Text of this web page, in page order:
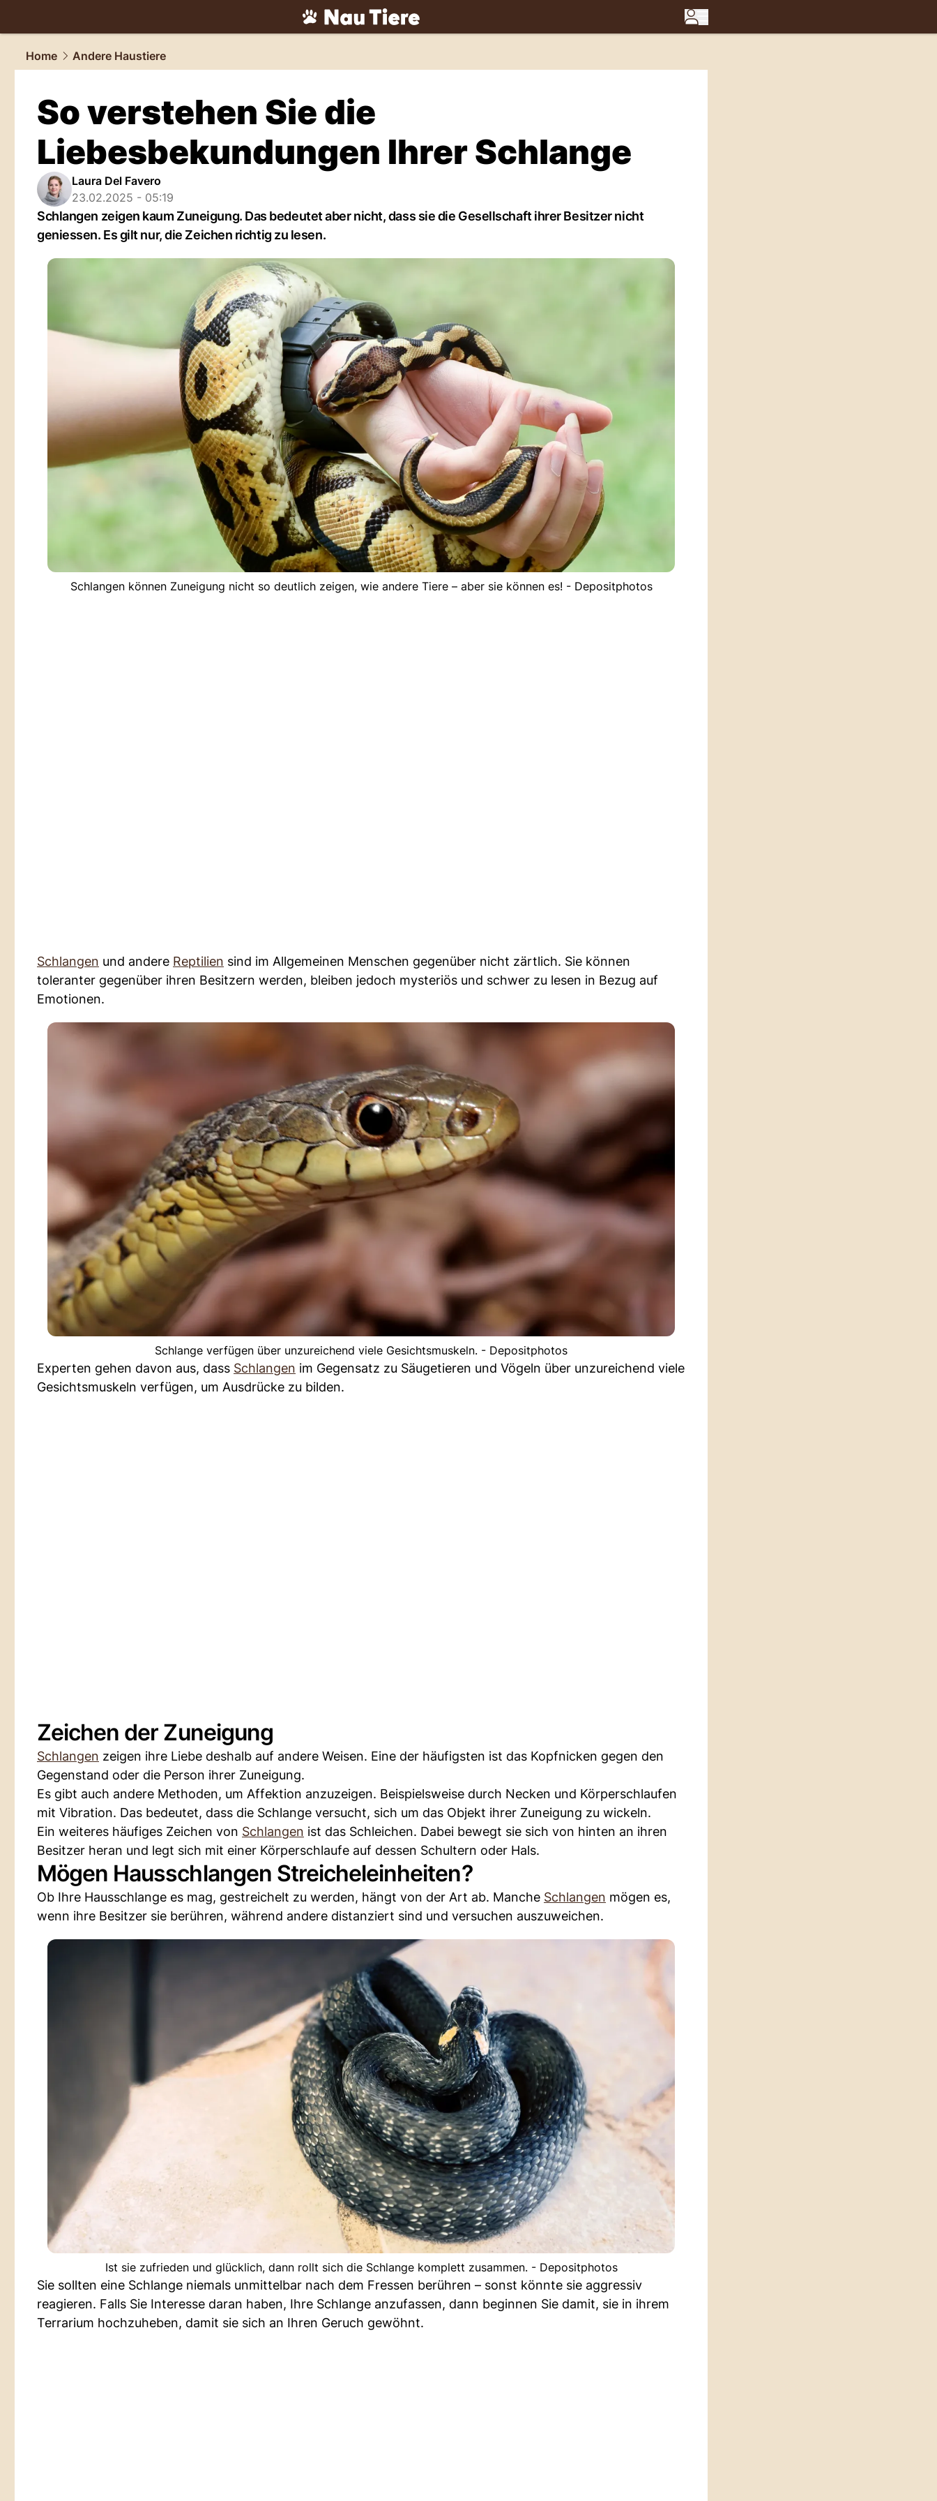
tiere.NAU.ch
Home
Andere Haustiere
So verstehen Sie die
Liebesbekundungen Ihrer Schlange
Laura Del Favero
23.02.2025 - 05:19
Schlangen zeigen kaum Zuneigung. Das bedeutet aber nicht, dass sie die Gesellschaft ihrer Besitzer nicht
geniessen. Es gilt nur, die Zeichen richtig zu lesen.
Schlangen können Zuneigung nicht so deutlich zeigen, wie andere Tiere – aber sie können es! - Depositphotos
Schlangen und andere Reptilien sind im Allgemeinen Menschen gegenüber nicht zärtlich. Sie können
toleranter gegenüber ihren Besitzern werden, bleiben jedoch mysteriös und schwer zu lesen in Bezug auf
Emotionen.
Schlange verfügen über unzureichend viele Gesichtsmuskeln. - Depositphotos
Experten gehen davon aus, dass Schlangen im Gegensatz zu Säugetieren und Vögeln über unzureichend viele
Gesichtsmuskeln verfügen, um Ausdrücke zu bilden.
Zeichen der Zuneigung
Schlangen zeigen ihre Liebe deshalb auf andere Weisen. Eine der häufigsten ist das Kopfnicken gegen den
Gegenstand oder die Person ihrer Zuneigung.
Es gibt auch andere Methoden, um Affektion anzuzeigen. Beispielsweise durch Necken und Körperschlaufen
mit Vibration. Das bedeutet, dass die Schlange versucht, sich um das Objekt ihrer Zuneigung zu wickeln.
Ein weiteres häufiges Zeichen von Schlangen ist das Schleichen. Dabei bewegt sie sich von hinten an ihren
Besitzer heran und legt sich mit einer Körperschlaufe auf dessen Schultern oder Hals.
Mögen Hausschlangen Streicheleinheiten?
Ob Ihre Hausschlange es mag, gestreichelt zu werden, hängt von der Art ab. Manche Schlangen mögen es,
wenn ihre Besitzer sie berühren, während andere distanziert sind und versuchen auszuweichen.
Ist sie zufrieden und glücklich, dann rollt sich die Schlange komplett zusammen. - Depositphotos
Sie sollten eine Schlange niemals unmittelbar nach dem Fressen berühren – sonst könnte sie aggressiv
reagieren. Falls Sie Interesse daran haben, Ihre Schlange anzufassen, dann beginnen Sie damit, sie in ihrem
Terrarium hochzuheben, damit sie sich an Ihren Geruch gewöhnt.